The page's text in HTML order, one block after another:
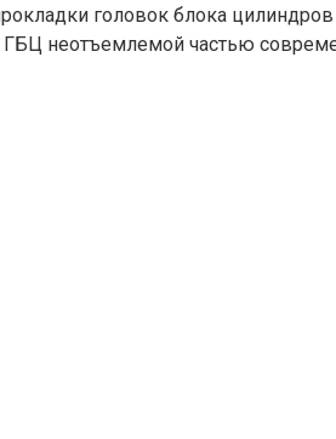
головок блока
неотъемлемой частью